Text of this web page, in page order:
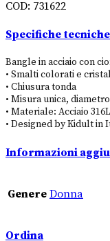
COD: 731622
Specifiche tecniche
Bangle in acciaio con
• Smalti colorati e
• Chiusura tonda
• Misura unica,
• Materiale: Acciaio
• Designed by Kidult in
Informazioni
Genere Donna
Ordina